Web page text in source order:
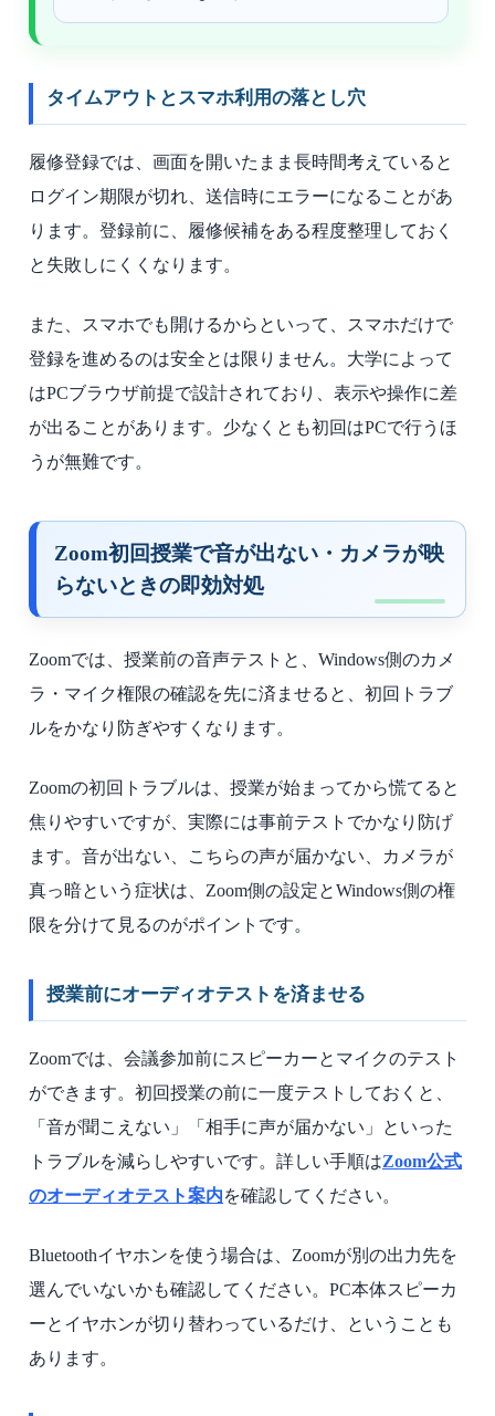
タイムアウトとスマホ利用の落とし穴
履修登録では、画面を開いたまま長時間考えていると
ログイン期限が切れ、送信時にエラーになることがあ
ります。登録前に、履修候補をある程度整理しておく
と失敗しにくくなります。
また、スマホでも開けるからといって、スマホだけで
登録を進めるのは安全とは限りません。大学によって
はPCブラウザ前提で設計されており、表示や操作に差
が出ることがあります。少なくとも初回はPCで行うほ
うが無難です。
Zoom初回授業で音が出ない・カメラが映
らないときの即効対処
Zoomでは、授業前の音声テストと、Windows側のカメ
ラ・マイク権限の確認を先に済ませると、初回トラブ
ルをかなり防ぎやすくなります。
Zoomの初回トラブルは、授業が始まってから慌てると
焦りやすいですが、実際には事前テストでかなり防げ
ます。音が出ない、こちらの声が届かない、カメラが
真っ暗という症状は、Zoom側の設定とWindows側の権
限を分けて見るのがポイントです。
授業前にオーディオテストを済ませる
Zoomでは、会議参加前にスピーカーとマイクのテスト
ができます。初回授業の前に一度テストしておくと、
「音が聞こえない」「相手に声が届かない」といった
トラブルを減らしやすいです。詳しい手順はZoom公式
のオーディオテスト案内を確認してください。
Bluetoothイヤホンを使う場合は、Zoomが別の出力先を
選んでいないかも確認してください。PC本体スピーカ
ーとイヤホンが切り替わっているだけ、ということも
あります。